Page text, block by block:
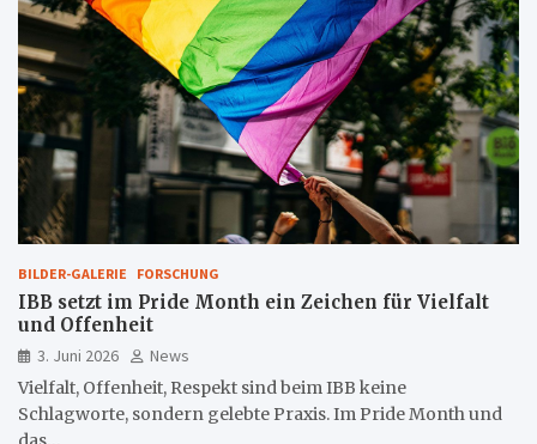
BILDER-GALERIE FORSCHUNG
IBB setzt im Pride Month ein Zeichen für Vielfalt
und Offenheit
3. Juni 2026
News
Vielfalt, Offenheit, Respekt sind beim IBB keine
Schlagworte, sondern gelebte Praxis. Im Pride Month und